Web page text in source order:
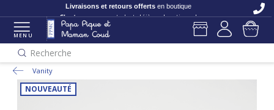
Livraisons et retours offerts en boutique
C'est nouveauet c'est déjà en boutique !
MENU
Recherche
Vanity
NOUVEAUTÉ